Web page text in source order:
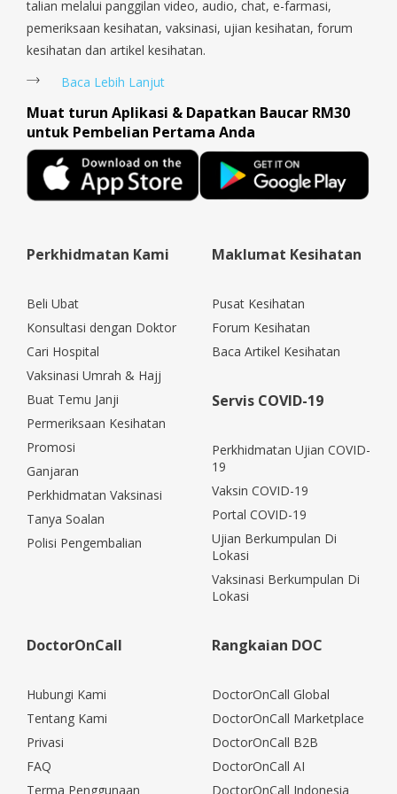
talian melalui panggilan video, audio, chat, e-farmasi,
pemeriksaan kesihatan, vaksinasi, ujian kesihatan, forum
kesihatan dan artikel kesihatan.
Baca Lebih Lanjut
Muat turun Aplikasi & Dapatkan Baucar RM30
untuk Pembelian Pertama Anda
Perkhidmatan Kami
Beli Ubat
Konsultasi dengan Doktor
Cari Hospital
Vaksinasi Umrah & Hajj
Buat Temu Janji
Permeriksaan Kesihatan
Promosi
Ganjaran
Perkhidmatan Vaksinasi
Tanya Soalan
Polisi Pengembalian
Maklumat Kesihatan
Pusat Kesihatan
Forum Kesihatan
Baca Artikel Kesihatan
Servis COVID-19
Perkhidmatan Ujian COVID-
19
Vaksin COVID-19
Portal COVID-19
Ujian Berkumpulan Di
Lokasi
Vaksinasi Berkumpulan Di
Lokasi
DoctorOnCall
Hubungi Kami
Tentang Kami
Privasi
FAQ
Terma Penggunaan
Rangkaian DOC
DoctorOnCall Global
DoctorOnCall Marketplace
DoctorOnCall B2B
DoctorOnCall AI
DoctorOnCall Indonesia